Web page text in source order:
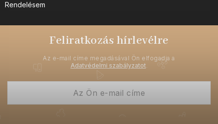
Rendelésem
Feliratkozás hírlevélre
Az e-mail címe megadásával Ön elfogadja a
Adatvédelmi szabályzatot.